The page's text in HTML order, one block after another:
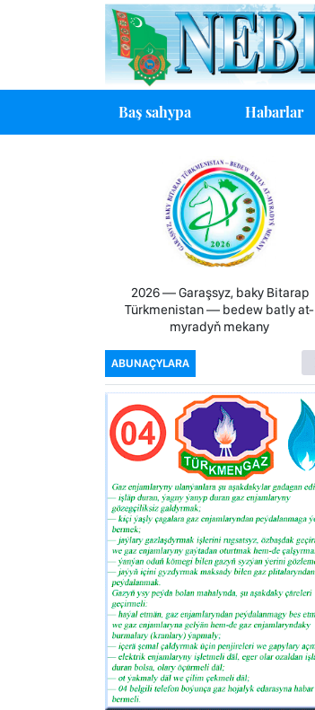
Baş sahypa Habarlar
2026 — Garaşsyz, baky Bitarap
Türkmenistan — bedew batly at-
myradyň mekany
ABUNAÇYLARA